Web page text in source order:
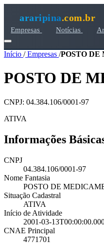
araripina.com.br
Empresas Notícias
Início /Empresas /POSTO
POSTO DE
CNPJ: 04.384.106/0001-97
ATIVA
Informações
CNPJ
04.384.106/0001-97
Nome Fantasia
POSTO DE
Situação Cadastral
ATIVA
Início de Atividade
2001-03-
CNAE Principal
4771701